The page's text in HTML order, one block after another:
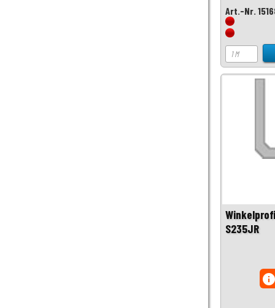
Art.-Nr.
S235JR